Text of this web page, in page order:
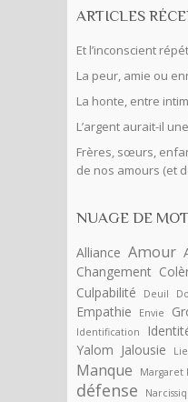
ARTICLES
Et l’inconscient
La peur, amie ou
La honte, entre
L’argent aurait-il
Frères, sœurs,
de nos amours (et
NUAGE DE
Alliance Amour
Changement
Culpabilité Deuil
Empathie Envie
Identification
Yalom Jalousie
Manque Margaret
défense